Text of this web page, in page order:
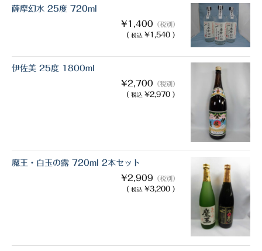
薩摩幻水 25度 720ml
¥1,400 （税別）
( 税込 ¥1,540 )
伊佐美 25度 1800ml
¥2,700 （税別）
( 税込 ¥2,970 )
魔王・白玉の露 720ml 2本セット
¥2,909 （税別）
( 税込 ¥3,200 )